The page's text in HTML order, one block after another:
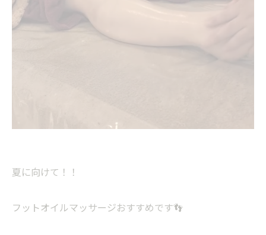
夏に向けて！！
フットオイルマッサージおすすめです👣